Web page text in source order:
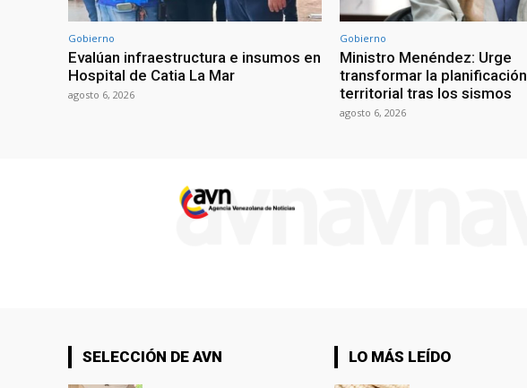
Gobierno
Evalúan infraestructura e insumos en
Hospital de Catia La Mar
agosto 6, 2026
Gobierno
Ministro Menéndez: Urge
transformar la planificación
territorial tras los sismos
agosto 6, 2026
SELECCIÓN DE AVN LO MÁS LEÍDO